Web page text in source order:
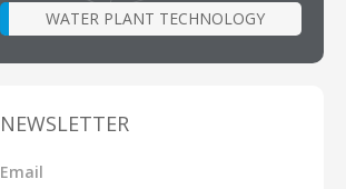
WATER PLANT TECHNOLOGY
NEWSLETTER
Email